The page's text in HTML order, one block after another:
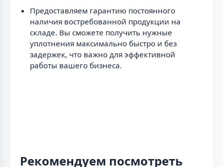
Предоставляем гарантию постоянного
наличия востребованной продукции на
складе. Вы сможете получить нужные
уплотнения максимально быстро и без
задержек, что важно для эффективной
работы вашего бизнеса.
Рекомендуем посмотреть